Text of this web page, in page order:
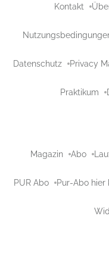
Kontakt
Datenschutz Privacy
Praktikum
Magazin Abo
PUR Abo Pur-Abo hier